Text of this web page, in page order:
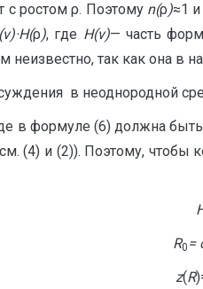
с ростом ρ. Поэтому n(ρ)≈1
ν)·H(ρ), где H(ν)— часть
неизвестно, так как она в
в неоднородной
в формуле (6) должна
(4) и (2)). Поэтому,
R0 =
z(R